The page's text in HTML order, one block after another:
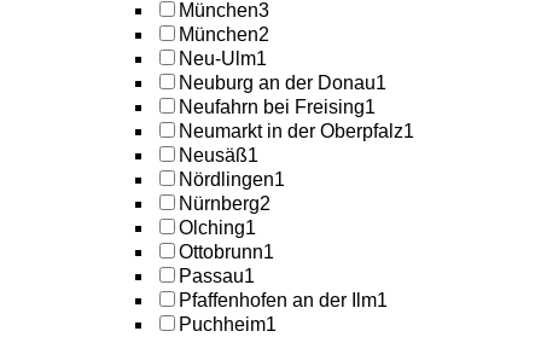
München3
München2
Neu-Ulm1
Neuburg an der Donau1
Neufahrn bei Freising1
Neumarkt in der Oberpfalz1
Neusäß1
Nördlingen1
Nürnberg2
Olching1
Ottobrunn1
Passau1
Pfaffenhofen an der Ilm1
Puchheim1